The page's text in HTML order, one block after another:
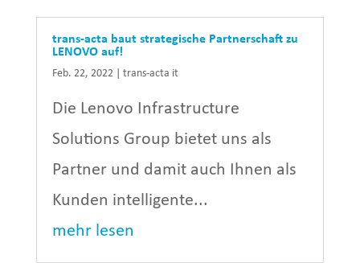
trans-acta baut strategische Partnerschaft zu
LENOVO auf!
Feb. 22, 2022| trans-acta it
Die Lenovo Infrastructure
Solutions Group bietet uns als
Partner und damit auch Ihnen als
Kunden intelligente...
mehr lesen